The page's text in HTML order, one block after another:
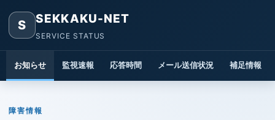
S SEKKAKU-NET
SERVICE STATUS
お知らせ 監視速報 応答時間 メール送信状況 補足情報
障害情報